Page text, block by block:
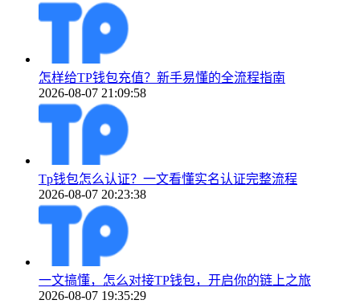
怎样给TP钱包充值？新手易懂的全流程指南
2026-08-07 21:09:58
Tp钱包怎么认证？一文看懂实名认证完整流程
2026-08-07 20:23:38
一文搞懂，怎么对接TP钱包，开启你的链上之旅
2026-08-07 19:35:29